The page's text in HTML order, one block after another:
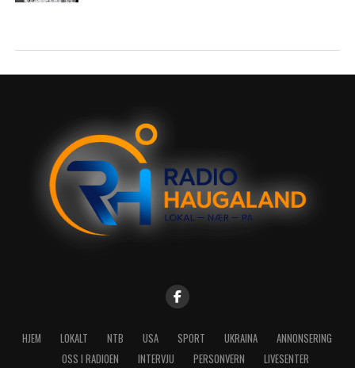
HJEM LOKALT NTB USA SPORT UKRAINA
ANNONSERING
OSS I RADIOEN
INTERVJU PERSONVERN LIVESENTER